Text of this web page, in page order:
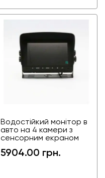
Водостійкий монітор в
авто на 4 камери з
сенсорним екраном
5904.00 грн.